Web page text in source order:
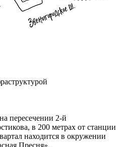
пересечении 2-й
в 200 метрах от станции
находится в окружении